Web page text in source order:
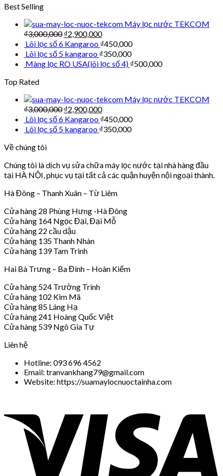
Best Selling
Máy lọc nước TEKCOM
₫3,000,000 ₫2,900,000
Lõi lọc số 6 Kangaroo ₫450,000
Lõi lọc số 5 kangaroo ₫350,000
Màng lọc RO USA(lõi lọc số 4) ₫500,000
Top Rated
Máy lọc nước TEKCOM
₫3,000,000 ₫2,900,000
Lõi lọc số 6 Kangaroo ₫450,000
Lõi lọc số 5 kangaroo ₫350,000
Về chúng tôi
Chúng tôi là dịch vụ sửa chữa máy lọc nước tại nhà hàng đầu
tại HÀ NỘI, phục vụ tại tất cả các quận huyện nội ngoại thành.
Hà Đông – Thanh Xuân – Từ Liêm
Cửa hàng 28 Phùng Hưng -Hà Đông
Cửa hàng 164 Ngọc Đại, Đại Mỗ
Cửa hàng 22 cầu dậu
Cửa hàng 135 Thanh Nhàn
Cửa hàng 139 Tam Trinh
Hai Bà Trưng – Ba Đình – Hoàn Kiếm
Cửa hàng 524 Trường Trinh
Cửa hàng 102 Kim Mã
Cửa hàng 85 Láng Hạ
Cửa hàng 241 Hoàng Quốc Việt
Cửa hàng 539 Ngô Gia Tự
Liên hệ
Hotline: 093 696 4562
Email: tranvankhang79@gmail.com
Website: https://suamaylocnuoctainha.com